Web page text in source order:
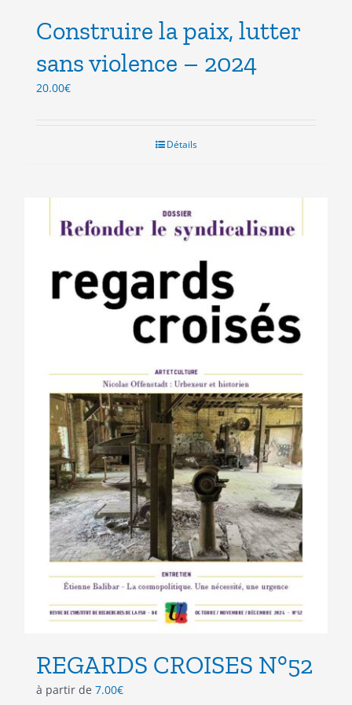
Construire la paix, lutter
sans violence – 2024
20.00€
Détails
REGARDS CROISES N°52
à partir de 7.00€